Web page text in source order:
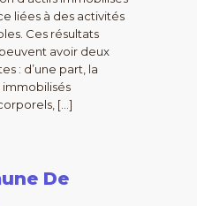
liées à des activités
Ces résultats
avoir deux
: d’une part, la
immobilisés
[…]
De